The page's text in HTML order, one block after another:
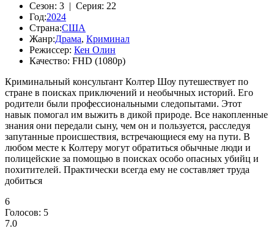
Сезон: 3 | Серия: 22
Год:2024
Страна:США
Жанр:Драма, Криминал
Режиссер: Кен Олин
Качество: FHD (1080p)
Криминальный консультант Колтер Шоу путешествует по
стране в поисках приключений и необычных историй. Его
родители были профессиональными следопытами. Этот
навык помогал им выжить в дикой природе. Все накопленные
знания они передали сыну, чем он и пользуется, расследуя
запутанные происшествия, встречающиеся ему на пути. В
любом месте к Колтеру могут обратиться обычные люди и
полицейские за помощью в поисках особо опасных убийц и
похитителей. Практически всегда ему не составляет труда
добиться
6
Голосов: 5
7.0